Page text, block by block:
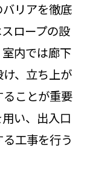
リアを徹底
ロープの設
内では廊下
、立ち上が
ことが重要
い、出入口
工事を行う